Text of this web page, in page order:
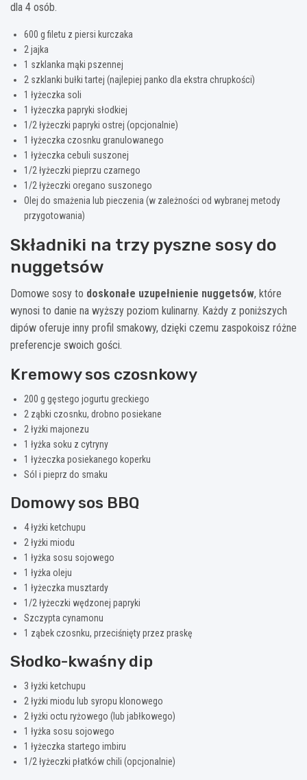
dla 4 osób.
600 g filetu z piersi kurczaka
2 jajka
1 szklanka mąki pszennej
2 szklanki bułki tartej (najlepiej panko dla ekstra chrupkości)
1 łyżeczka soli
1 łyżeczka papryki słodkiej
1/2 łyżeczki papryki ostrej (opcjonalnie)
1 łyżeczka czosnku granulowanego
1 łyżeczka cebuli suszonej
1/2 łyżeczki pieprzu czarnego
1/2 łyżeczki oregano suszonego
Olej do smażenia lub pieczenia (w zależności od wybranej metody
przygotowania)
Składniki na trzy pyszne sosy do
nuggetsów
Domowe sosy to doskonałe uzupełnienie nuggetsów, które
wynosi to danie na wyższy poziom kulinarny. Każdy z poniższych
dipów oferuje inny profil smakowy, dzięki czemu zaspokoisz różne
preferencje swoich gości.
Kremowy sos czosnkowy
200 g gęstego jogurtu greckiego
2 ząbki czosnku, drobno posiekane
2 łyżki majonezu
1 łyżka soku z cytryny
1 łyżeczka posiekanego koperku
Sól i pieprz do smaku
Domowy sos BBQ
4 łyżki ketchupu
2 łyżki miodu
1 łyżka sosu sojowego
1 łyżka oleju
1 łyżeczka musztardy
1/2 łyżeczki wędzonej papryki
Szczypta cynamonu
1 ząbek czosnku, przeciśnięty przez praskę
Słodko-kwaśny dip
3 łyżki ketchupu
2 łyżki miodu lub syropu klonowego
2 łyżki octu ryżowego (lub jabłkowego)
1 łyżka sosu sojowego
1 łyżeczka startego imbiru
1/2 łyżeczki płatków chili (opcjonalnie)